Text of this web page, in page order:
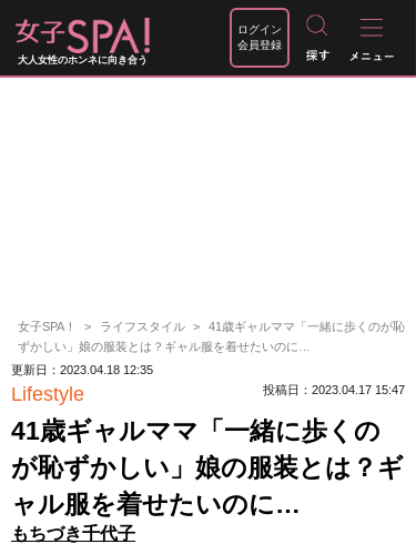
大人女性のホンネに向き合う
ログイン
会員登録
女子SPA！ ライフスタイル
41歳ギャルママ「一緒に歩くのが恥
ずかしい」娘の服装とは？ギャル服を着せたいのに…
更新日：2023.04.18 12:35
Lifestyle 投稿日：2023.04.17 15:47
41歳ギャルママ「一緒に歩くの
が恥ずかしい」娘の服装とは？ギ
ャル服を着せたいのに…
もちづき千代子